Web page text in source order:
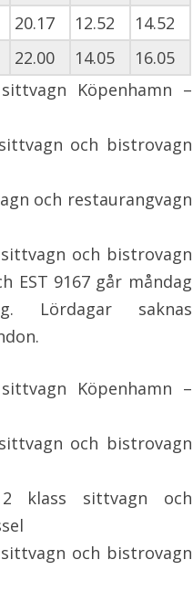
20.17 12.52
14.52
22.00 14.05
16.05
Köpenhamn –
och bistrovagn
och restaurangvagn
och bistrovagn
EST 9167 går måndag
Lördagar saknas
Köpenhamn –
och bistrovagn
sittvagn och
och bistrovagn